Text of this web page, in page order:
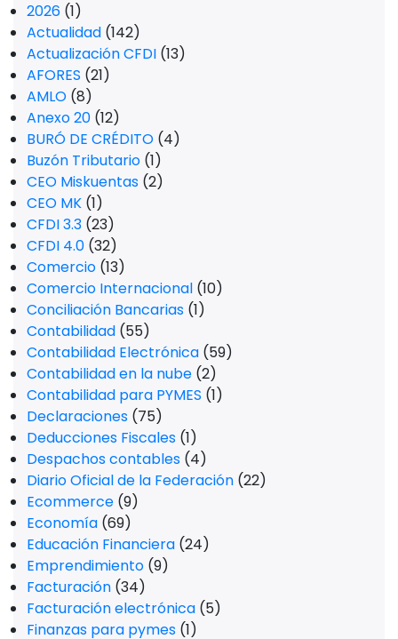
2026 (1)
Actualidad (142)
Actualización CFDI (13)
AFORES (21)
AMLO (8)
Anexo 20 (12)
BURÓ DE CRÉDITO (4)
Buzón Tributario (1)
CEO Miskuentas (2)
CEO MK (1)
CFDI 3.3 (23)
CFDI 4.0 (32)
Comercio (13)
Comercio Internacional (10)
Conciliación Bancarias (1)
Contabilidad (55)
Contabilidad Electrónica (59)
Contabilidad en la nube (2)
Contabilidad para PYMES (1)
Declaraciones (75)
Deducciones Fiscales (1)
Despachos contables (4)
Diario Oficial de la Federación (22)
Ecommerce (9)
Economía (69)
Educación Financiera (24)
Emprendimiento (9)
Facturación (34)
Facturación electrónica (5)
Finanzas para pymes (1)